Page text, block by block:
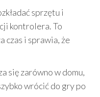
sprzętu i
kontrolera. To
czas i sprawia, że
się zarówno w domu,
wrócić do gry po